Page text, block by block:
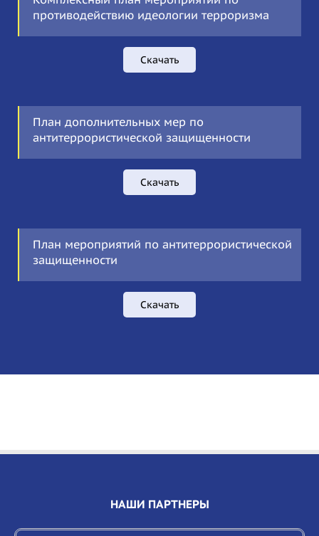
противодействию идеологии терроризма
Скачать
План дополнительных мер по
антитеррористической защищенности
Скачать
План мероприятий по антитеррористической
защищенности
Скачать
НАШИ ПАРТНЕРЫ